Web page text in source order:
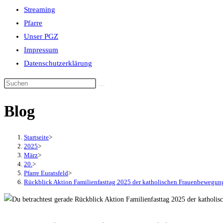
Streaming
Pfarre
Unser PGZ
Impressum
Datenschutzerklärung
Blog
Startseite>
2025>
März>
20. >
Pfarre Euratsfeld>
Rückblick Aktion Familienfasttag 2025 der katholischen